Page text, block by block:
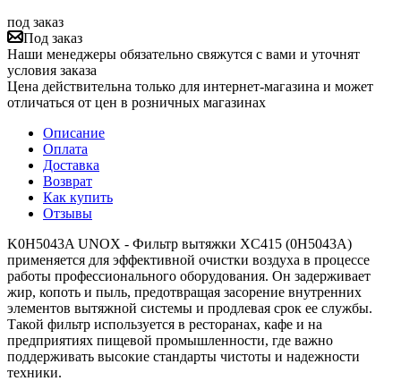
под заказ
Под заказ
Наши менеджеры обязательно свяжутся с вами и уточнят
условия заказа
Цена действительна только для интернет-магазина и может
отличаться от цен в розничных магазинах
Описание
Оплата
Доставка
Возврат
Как купить
Отзывы
K0H5043A UNOX - Фильтр вытяжки XC415 (0H5043A)
применяется для эффективной очистки воздуха в процессе
работы профессионального оборудования. Он задерживает
жир, копоть и пыль, предотвращая засорение внутренних
элементов вытяжной системы и продлевая срок ее службы.
Такой фильтр используется в ресторанах, кафе и на
предприятиях пищевой промышленности, где важно
поддерживать высокие стандарты чистоты и надежности
техники.